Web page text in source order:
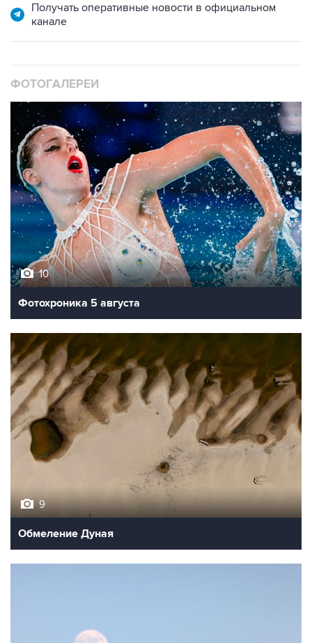
Получать оперативные новости в официальном
канале
ФОТОГАЛЕРЕИ
10
Фотохроника 5 августа
9
Обмеление Дуная